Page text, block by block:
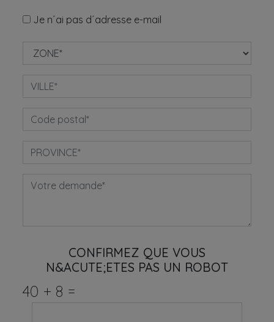
Je n´ai pas d´adresse e-mail
CONFIRMEZ QUE VOUS
N&ACUTE;ETES PAS UN ROBOT
40 + 8 =